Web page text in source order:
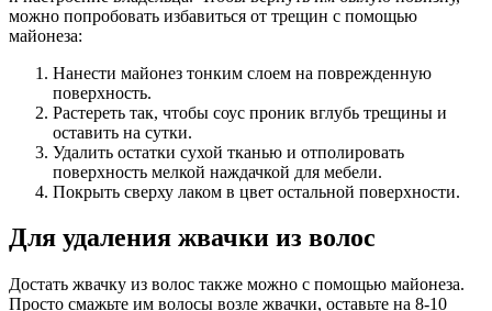
можно попробовать избавиться от трещин с помощью
майонеза:
Нанести майонез тонким слоем на поврежденную
поверхность.
Растереть так, чтобы соус проник вглубь трещины и
оставить на сутки.
Удалить остатки сухой тканью и отполировать
поверхность мелкой наждачкой для мебели.
Покрыть сверху лаком в цвет остальной поверхности.
Для удаления жвачки из волос
Достать жвачку из волос также можно с помощью майонеза.
Просто смажьте им волосы возле жвачки, оставьте на 8-10